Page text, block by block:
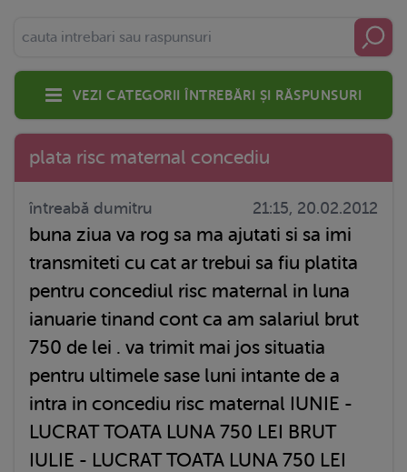
Vezi categorii întrebări și răspunsuri
plata risc maternal concediu
întreabă dumitru 21:15, 20.02.2012
buna ziua va rog sa ma ajutati si sa imi
transmiteti cu cat ar trebui sa fiu platita
pentru concediul risc maternal in luna
ianuarie tinand cont ca am salariul brut
750 de lei . va trimit mai jos situatia
pentru ultimele sase luni intante de a
intra in concediu risc maternal IUNIE -
LUCRAT TOATA LUNA 750 LEI BRUT
IULIE - LUCRAT TOATA LUNA 750 LEI